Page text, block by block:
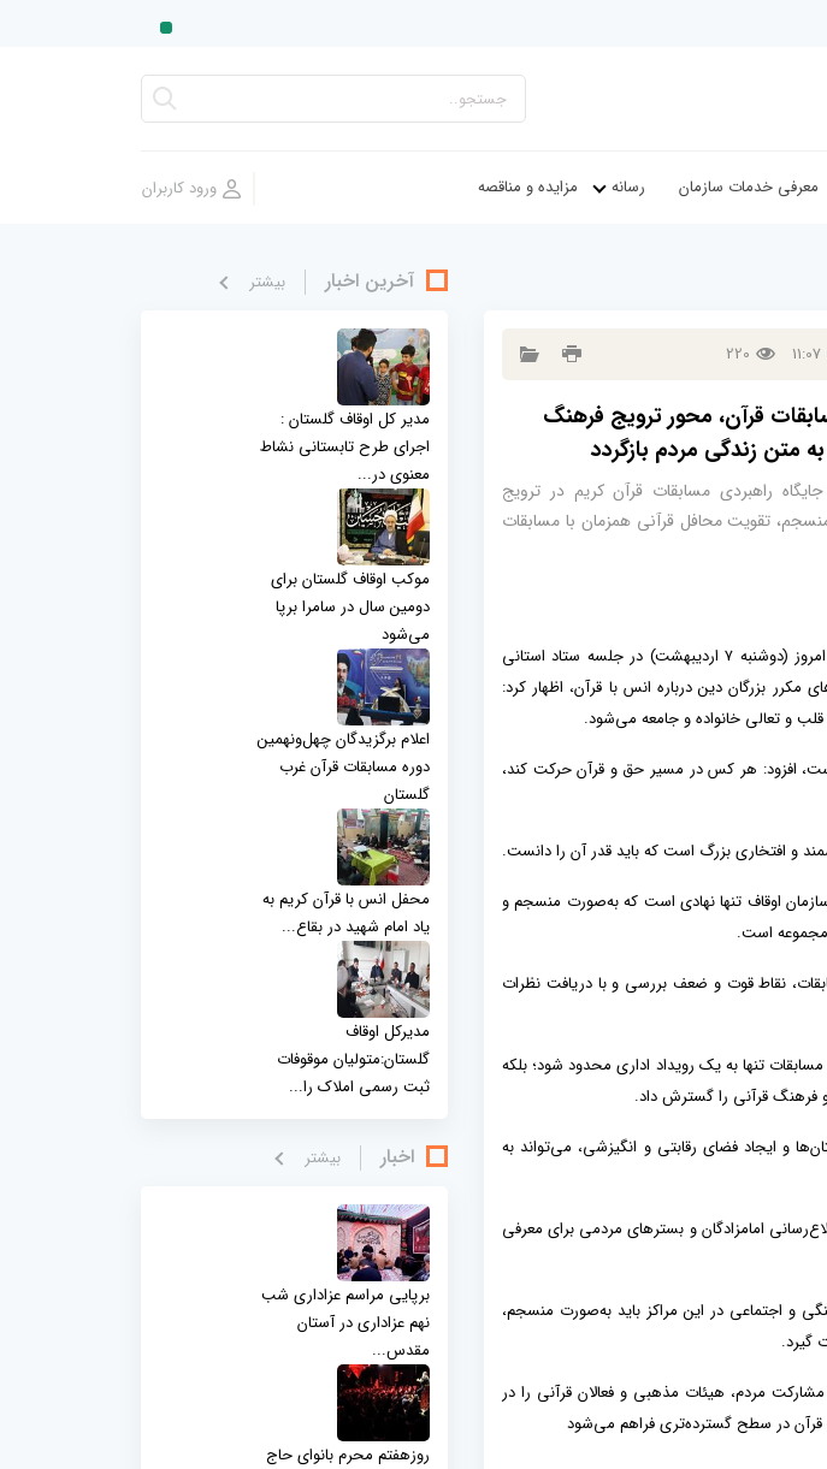
معرفی خدمات سازمان رسانه مزایده و مناقصه
11:07
220
قرآن، محور ترویج فرهنگ
متن زندگی مردم بازگردد
راهبردی مسابقات قرآن کریم در ترویج
تقویت محافل قرآنی همزمان با مسابقات
به گزارش روابط عمومی اداره کل اوقاف و امورخیریه استان گلستان ، حجت‌الاسلام حسین مهدیان امروز (دوشنبه ۷ اردیبهشت) در جلسه ستاد استانی
بزرگان دین درباره انس با قرآن، اظهار کرد:
و تعالی خانواده و جامعه می‌شود.
افزود: هر کس در مسیر حق و قرآن حرکت کند،
و افتخاری بزرگ است که باید قدر آن را دانست.
اوقاف تنها نهادی است که به‌صورت منسجم و
مجموعه است.
نقاط قوت و ضعف بررسی و با دریافت نظرات
تنها به یک رویداد اداری محدود شود؛ بلکه
و فرهنگ قرآنی را گسترش داد.
و ایجاد فضای رقابتی و انگیزشی، می‌تواند به
امامزادگان و بسترهای مردمی برای معرفی
و اجتماعی در این مراکز باید به‌صورت منسجم،
گیرد.
مردم، هیئات مذهبی و فعالان قرآنی را در
قرآن در سطح گسترده‌تری فراهم می‌شود
آخرین اخبار بيشتر
مدیر کل اوقاف گلستان :
اجرای طرح تابستانی نشاط
معنوی در...
موکب اوقاف گلستان برای
دومین سال در سامرا برپا
می‌شود
اعلام برگزیدگان چهل‌ونهمین
دوره مسابقات قرآن غرب
گلستان
محفل انس با قرآن کریم به
یاد امام شهید در بقاع...
مدیرکل اوقاف
گلستان:متولیان موقوفات
ثبت رسمی املاک را...
اخبار بيشتر
برپایی مراسم عزاداری شب
نهم عزاداری در آستان
مقدس...
روزهفتم محرم بانوای حاج